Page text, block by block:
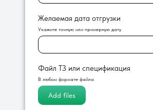
Желаемая дата отгрузки
Укажите точную или примерную дату
Файл ТЗ или спецификация
В любом формате файла
Add files